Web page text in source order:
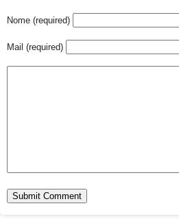
Nome (required)
Mail (required)